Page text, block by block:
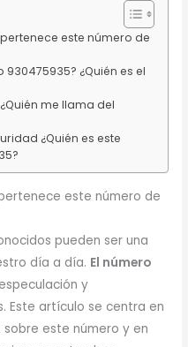
este número de
930475935? ¿Quién es el
me llama del
¿Quién es este
este número de
pueden ser una
día a día. El número
y
Este artículo se centra en
este número y en